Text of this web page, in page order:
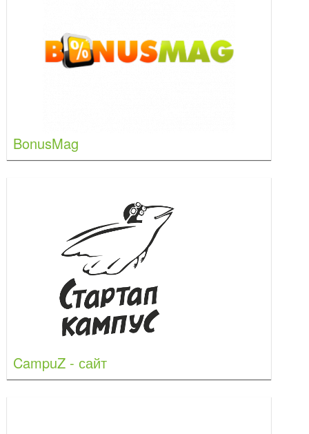
BonusMag
CampuZ - сайт